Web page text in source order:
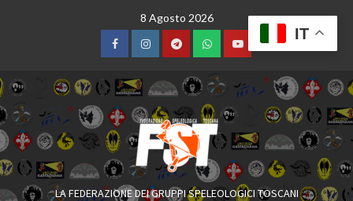
8 Agosto 2026
FacebookInstagramTelegramWhatsAppYouTube
LA FEDERAZIONE DEI GRUPPI SPELEOLOGICI TOSCANI
IT